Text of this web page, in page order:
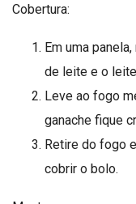
Cobertura:
Em uma
de leite e o
Leve ao fogo
ganache fique
Retire do fogo
cobrir o bolo.